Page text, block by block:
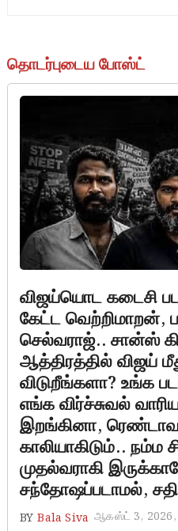
தொடர்புடைய போஸ்ட்
விஜய்யொட கடைசி
கேட்ட வெற்றிமாறன்,
செல்வராஜ்.. சான்ஸ்
ஆத்திரத்தில் விஜய்
விடுறீங்களா? உங்க
எங்க விர்ச்சுவல்
இறங்கினா,
காலியாகிடும்.. நம்ம
முதல்வராகி
சந்தோஷப்படாமல்,
BY Bala Siva ஆகஸ்ட் 3, 2026,